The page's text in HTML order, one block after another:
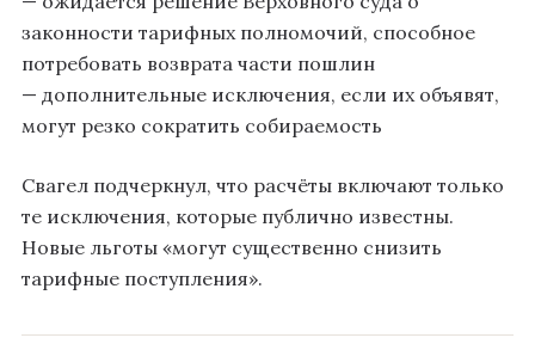
законности тарифных полномочий, способное
потребовать возврата части пошлин
— дополнительные исключения, если их объявят,
могут резко сократить собираемость
Свагел подчеркнул, что расчёты включают только
те исключения, которые публично известны.
Новые льготы «могут существенно снизить
тарифные поступления».